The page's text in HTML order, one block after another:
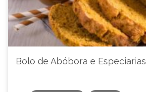
Bolo de Abóbora e Especiarias